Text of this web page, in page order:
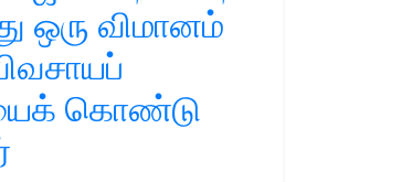
ஒரு விமானம்
கொண்டு